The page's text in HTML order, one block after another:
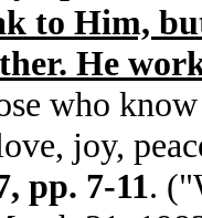
to Him,
He
who
joy,
pp. 7-11.